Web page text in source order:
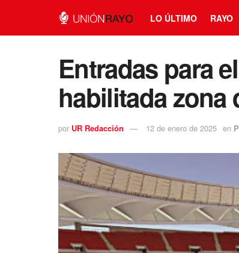
LO ÚLTIMO RAYO
Entradas para
habilitada zona
por UR Redacción 12 de enero de 2025 en